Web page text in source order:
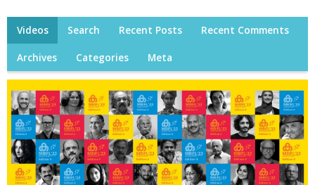
Videos Search Recent Posts Recent Comments
Archives Categories Meta